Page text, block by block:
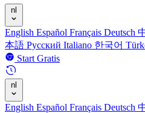
nl
English Español Français Deutsch
本語 Русский Italiano 한국어
Start Gratis
nl
English Español Français Deutsch